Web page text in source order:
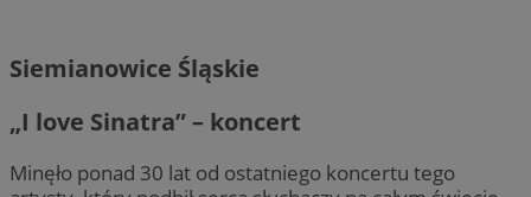
Siemianowice Śląskie
„I love Sinatra” – koncert
Minęło ponad 30 lat od ostatniego koncertu tego